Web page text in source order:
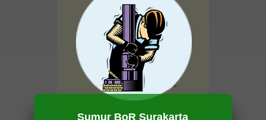
HUBUNGI KAMI
Sumur BoR Surakarta